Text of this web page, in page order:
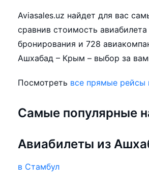
Aviasales.uz найдет для вас
сравнив стоимость
бронирования и 728
Ашхабад – Крым – выбор за
Посмотреть все прямые рейсы
Самые популярные
Авиабилеты из
в Стамбул